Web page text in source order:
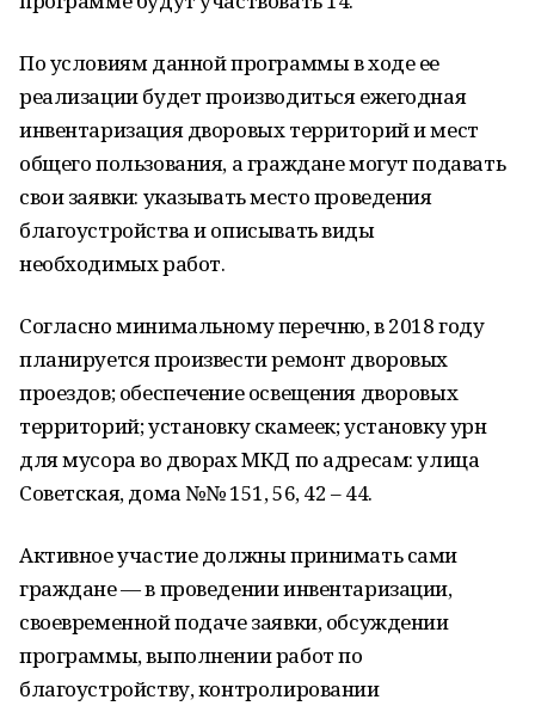
По условиям данной программы в ходе ее
реализации будет производиться ежегодная
инвентаризация дворовых территорий и мест
общего пользования, а граждане могут подавать
свои заявки: указывать место проведения
благоустройства и описывать виды
необходимых работ.
Согласно минимальному перечню, в 2018 году
планируется произвести ремонт дворовых
проездов; обеспечение освещения дворовых
территорий; установку скамеек; установку урн
для мусора во дворах МКД по адресам: улица
Советская, дома №№ 151, 56, 42 – 44.
Активное участие должны принимать сами
граждане — в проведении инвентаризации,
своевременной подаче заявки, обсуждении
программы, выполнении работ по
благоустройству, контролировании